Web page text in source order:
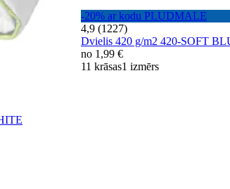
-20% ar kodu PLUDMALE
4,9 (1227)
Dvielis 420 g/m2 420-SOFT
no 1,99 €
11 krāsas1 izmērs